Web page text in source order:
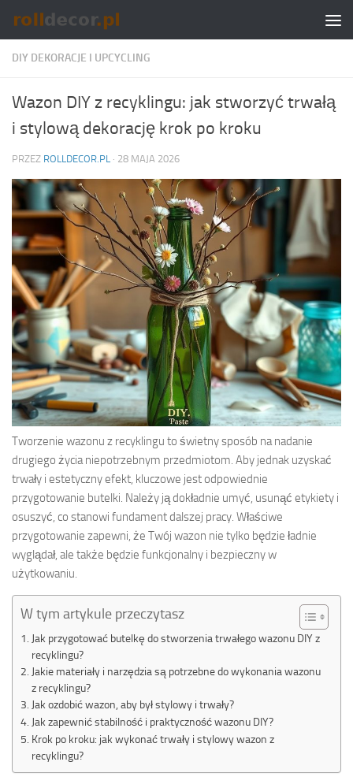
Skip to content
DIY DEKORACJE I UPCYCLING
Wazon DIY z recyklingu: jak stworzyć trwałą
i stylową dekorację krok po kroku
PRZEZ ROLLDECOR.PL · 28 MAJA 2026
Tworzenie wazonu z recyklingu to świetny sposób na nadanie
drugiego życia niepotrzebnym przedmiotom. Aby jednak uzyskać
trwały i estetyczny efekt, kluczowe jest odpowiednie
przygotowanie butelki. Należy ją dokładnie umyć, usunąć etykiety i
osuszyć, co stanowi fundament dalszej pracy. Właściwe
przygotowanie zapewni, że Twój wazon nie tylko będzie ładnie
wyglądał, ale także będzie funkcjonalny i bezpieczny w
użytkowaniu.
W tym artykule przeczytasz
Jak przygotować butelkę do stworzenia trwałego wazonu DIY z
recyklingu?
Jakie materiały i narzędzia są potrzebne do wykonania wazonu
z recyklingu?
Jak ozdobić wazon, aby był stylowy i trwały?
Jak zapewnić stabilność i praktyczność wazonu DIY?
Krok po kroku: jak wykonać trwały i stylowy wazon z
recyklingu?